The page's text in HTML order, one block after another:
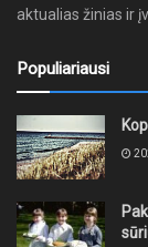
aktualias žinias ir
Populiariausi